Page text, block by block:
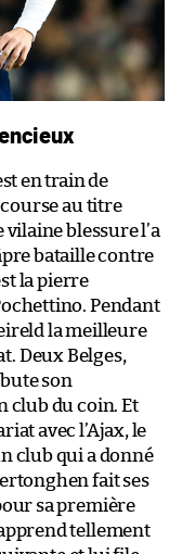
en train de
au titre
blessure l’a
bataille contre
la pierre
Pendant
la meilleure
Deux Belges,
son
club du coin. Et
avec l’Ajax, le
club qui a donné
fait ses
sa première
tellement